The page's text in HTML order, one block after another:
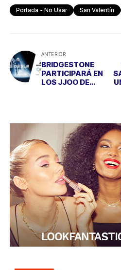
Portada - No Usar San Valentín
ANTERIOR
BRIDGESTONE
PARTICIPARÁ EN
LOS JJOO DE